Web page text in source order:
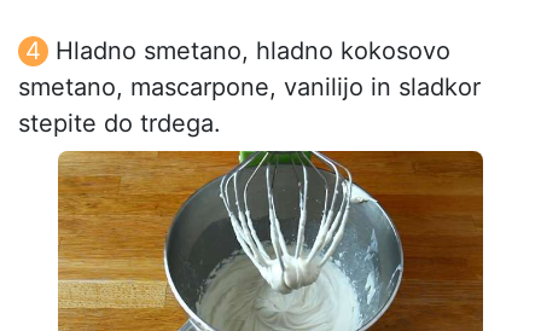
Hladno smetano, hladno kokosovo
smetano, mascarpone, vanilijo in sladkor
stepite do trdega.